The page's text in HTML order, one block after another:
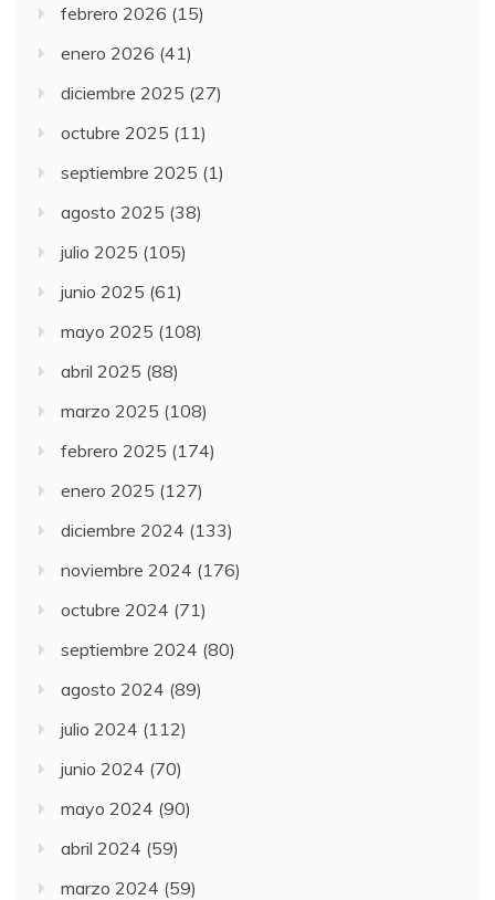
febrero 2026 (15)
enero 2026 (41)
diciembre 2025 (27)
octubre 2025 (11)
septiembre 2025 (1)
agosto 2025 (38)
julio 2025 (105)
junio 2025 (61)
mayo 2025 (108)
abril 2025 (88)
marzo 2025 (108)
febrero 2025 (174)
enero 2025 (127)
diciembre 2024 (133)
noviembre 2024 (176)
octubre 2024 (71)
septiembre 2024 (80)
agosto 2024 (89)
julio 2024 (112)
junio 2024 (70)
mayo 2024 (90)
abril 2024 (59)
marzo 2024 (59)